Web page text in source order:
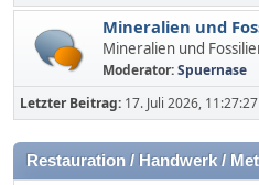
Mineralien und
Mineralien und
Moderator:Spuernase
Letzter Beitrag: 17. Juli 2026, 11:27:27
Restauration / Handwerk /